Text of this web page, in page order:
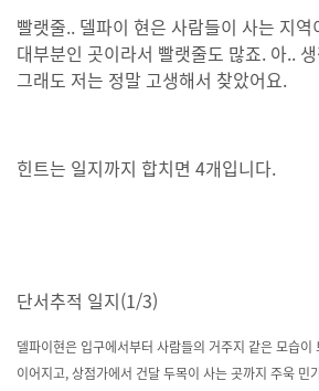
빨랫줄.. 델파이 현은 사람들이 사는 지
대부분인 곳이라서 빨랫줄도 많죠. 아..
그래도 저는 정말 고생해서 찾았어요.
힌트는 일지까지 합치면 4개입니다.
단서추적 일지(1/3)
델파이현은 입구에서부터 사람들의 거주지 같은 모습이
이어지고, 상점가에서 건달 두목이 사는 곳까지 주욱 민